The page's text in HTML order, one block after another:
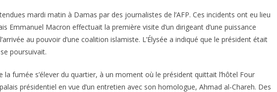
mardi matin à Damas par des journalistes de l’AFP. Ces incidents ont eu lieu
Emmanuel Macron effectuait la première visite d’un dirigeant d’une puissance
au pouvoir d’une coalition islamiste. L’Élysée a indiqué que le président était
poursuivait.
fumée s’élever du quartier, à un moment où le président quittait l’hôtel Four
présidentiel en vue d’un entretien avec son homologue, Ahmad al-Chareh. Des